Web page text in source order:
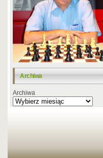
Archiwa
Archiwa